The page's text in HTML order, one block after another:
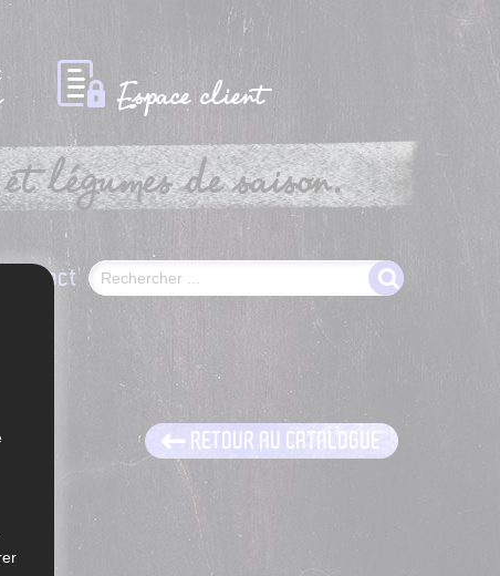
Espace client
légumes de saison.
Contact
RETOUR AU CATALOGUE